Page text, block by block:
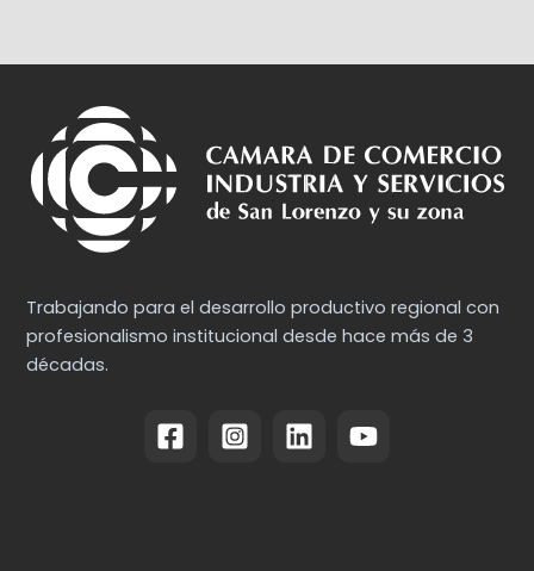
Trabajando para el desarrollo productivo regional con
profesionalismo institucional desde hace más de 3
décadas.